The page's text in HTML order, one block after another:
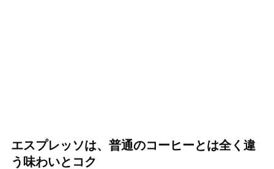
エスプレッソは、普通のコーヒーとは全く違
う味わいとコク